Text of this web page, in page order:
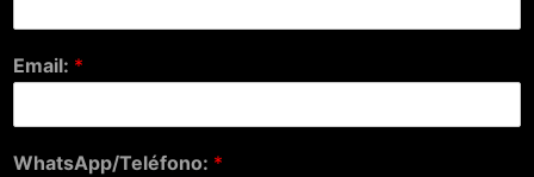
Email: *
WhatsApp/Teléfono: *